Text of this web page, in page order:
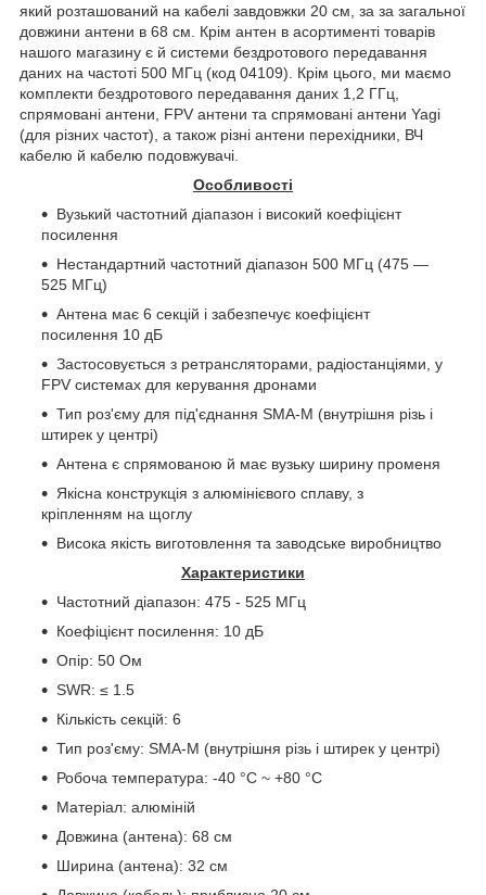
який розташований на кабелі завдовжки 20 см, за за загальної
довжини антени в 68 см. Крім антен в асортименті товарів
нашого магазину є й системи бездротового передавання
даних на частоті 500 МГц (код 04109). Крім цього, ми маємо
комплекти бездротового передавання даних 1,2 ГГц,
спрямовані антени, FPV антени та спрямовані антени Yagi
(для різних частот), а також різні антени перехідники, ВЧ
кабелю й кабелю подовжувачі.
Особливості
Вузький частотний діапазон і високий коефіцієнт
посилення
Нестандартний частотний діапазон 500 МГц (475 —
525 МГц)
Антена має 6 секцій і забезпечує коефіцієнт
посилення 10 дБ
Застосовується з ретрансляторами, радіостанціями, у
FPV системах для керування дронами
Тип роз'єму для під'єднання SMA-М (внутрішня різь і
штирек у центрі)
Антена є спрямованою й має вузьку ширину променя
Якісна конструкція з алюмінієвого сплаву, з
кріпленням на щоглу
Висока якість виготовлення та заводське виробництво
Характеристики
Частотний діапазон: 475 - 525 МГц
Коефіцієнт посилення: 10 дБ
Опір: 50 Ом
SWR: ≤ 1.5
Кількість секцій: 6
Тип роз'єму: SMA-М (внутрішня різь і штирек у центрі)
Робоча температура: -40 °С ~ +80 °C
Матеріал: алюміній
Довжина (антена): 68 см
Ширина (антена): 32 см